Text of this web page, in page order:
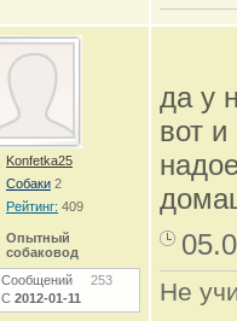
Konfetka25
Собаки 2
Рейтинг: 409
Опытный
собаковод
Сообщений 253
С 2012-01-11
да у
вот
Не